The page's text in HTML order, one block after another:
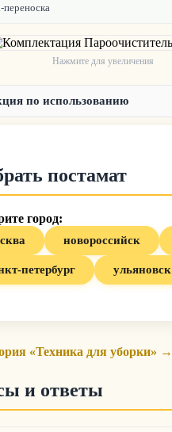
Нажмите для увеличения
по использованию
постамат
город:
новороссийск
петербург ульяновск
«Техника для уборки» →
и ответы